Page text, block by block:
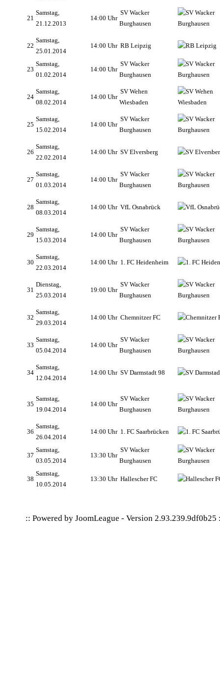
21
Samstag,
21.12.2013
14:00 Uhr
SV Wacker
Burghausen
22
Samstag,
25.01.2014
14:00 Uhr RB Leipzig
23
Samstag,
01.02.2014
14:00 Uhr
SV Wacker
Burghausen
24
Samstag,
08.02.2014
14:00 Uhr
SV Wehen
Wiesbaden
25
Samstag,
15.02.2014
14:00 Uhr
SV Wacker
Burghausen
26
Samstag,
22.02.2014
14:00 Uhr SV Elversberg
27
Samstag,
01.03.2014
14:00 Uhr
SV Wacker
Burghausen
28
Samstag,
08.03.2014
14:00 Uhr VfL Osnabrück
29
Samstag,
15.03.2014
14:00 Uhr
SV Wacker
Burghausen
30
Samstag,
22.03.2014
14:00 Uhr 1. FC Heidenheim
31
Dienstag,
25.03.2014
19:00 Uhr
SV Wacker
Burghausen
32
Samstag,
29.03.2014
14:00 Uhr Chemnitzer FC
33
Samstag,
05.04.2014
14:00 Uhr
SV Wacker
Burghausen
34
Samstag,
12.04.2014
14:00 Uhr SV Darmstadt 98
35
Samstag,
19.04.2014
14:00 Uhr
SV Wacker
Burghausen
36
Samstag,
26.04.2014
14:00 Uhr 1. FC Saarbrücken
37
Samstag,
03.05.2014
13:30 Uhr
SV Wacker
Burghausen
38
Samstag,
10.05.2014
13:30 Uhr Hallescher FC
:: Powered by JoomLeague - Version 2.93.239.9df0b25